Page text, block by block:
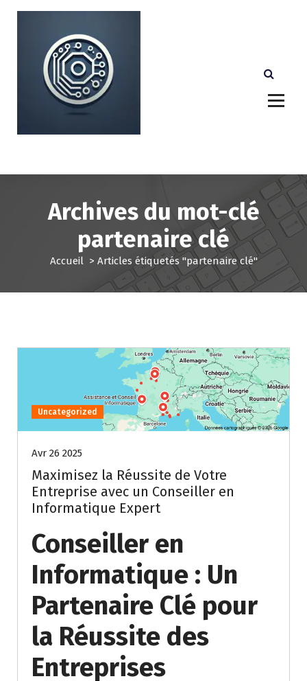
e
Archives du mot-clé
partenaire clé
Accueil> Articles étiquetés "partenaire clé"
Uncategorized
Avr 26 2025
Maximisez la Réussite de Votre
Entreprise avec un Conseiller en
Informatique Expert
Conseiller en
Informatique : Un
Partenaire Clé pour
la Réussite des
Entreprises